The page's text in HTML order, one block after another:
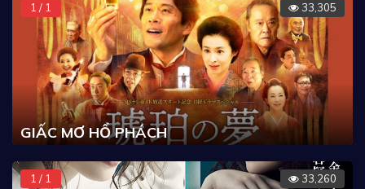
1 / 1 33,305
GIẤC MƠ HỔ PHÁCH
1 / 1 33,260